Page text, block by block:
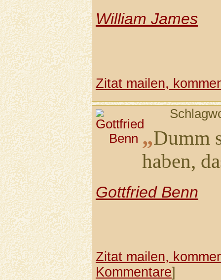
William James
Zitat mailen,
„Dumm
haben,
Gottfried Benn
Zitat mailen,
Kommentare]